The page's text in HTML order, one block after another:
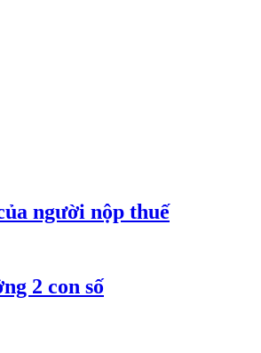
người nộp thuế
2 con số